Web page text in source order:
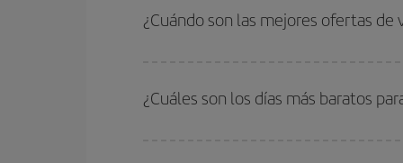
las fechas y horarios de ida y vuelta.
¿Cuándo son las mejores ofertas
periodos de vacaciones escolares son
precios encontrarás.
¿Cuáles son los días más baratos